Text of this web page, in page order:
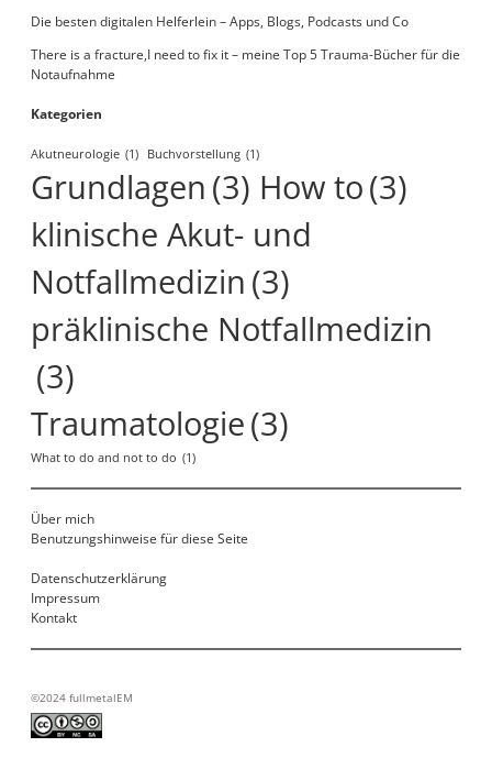
Die besten digitalen Helferlein – Apps, Blogs, Podcasts und Co
There is a fracture,I need to fix it – meine Top 5 Trauma-Bücher für die
Notaufnahme
Kategorien
Akutneurologie (1) Buchvorstellung (1)
Grundlagen (3) How to(3)
klinische Akut- und
Notfallmedizin (3)
präklinische Notfallmedizin
(3)
Traumatologie(3)
What to do and not to do (1)
Über mich
Benutzungshinweise für diese Seite
Datenschutzerklärung
Impressum
Kontakt
©2024 fullmetalEM